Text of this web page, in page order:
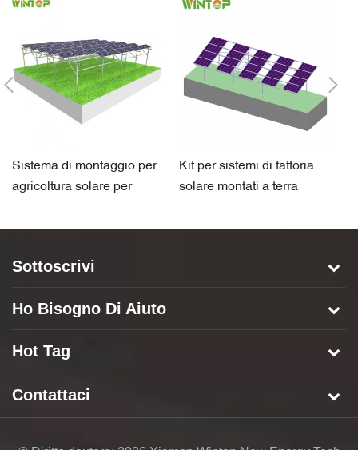
Sistema di montaggio per
agricoltura solare per
Kit per sistemi di fattoria
solare montati a terra
Sottoscrivi
Ho Bisogno Di Aiuto
Hot Tag
Contattaci